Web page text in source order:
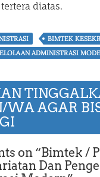
diatas.
BIMTEK
ADMINISTRASI
WA AGAR
on “Bimtek /
Dan